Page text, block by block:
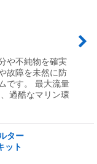
や不純物を確実
故障を未然に防
です。 最大流量
過酷なマリン環
ター
ット